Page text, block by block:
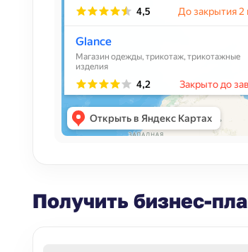
Получить бизнес-